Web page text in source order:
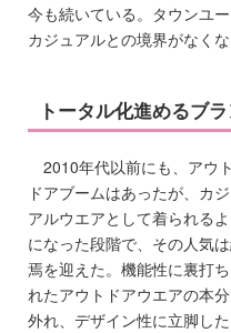
今も続いている。タウンユ
カジュアルとの境界がなくな
トータル化進めるブ
2010年代以前にも、アウト
ドアブームはあったが、カ
アルウエアとして着られるよ
になった段階で、その人気
焉を迎えた。機能性に裏打ち
れたアウトドアウエアの本
外れ、デザイン性に立脚し